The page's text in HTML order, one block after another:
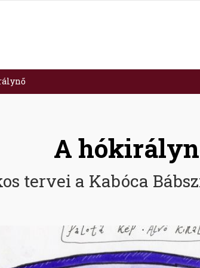
A
tervei a Kabóca